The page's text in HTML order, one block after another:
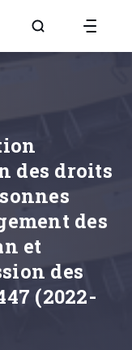
Aller à la page
des droits
des
et
des
(2022-